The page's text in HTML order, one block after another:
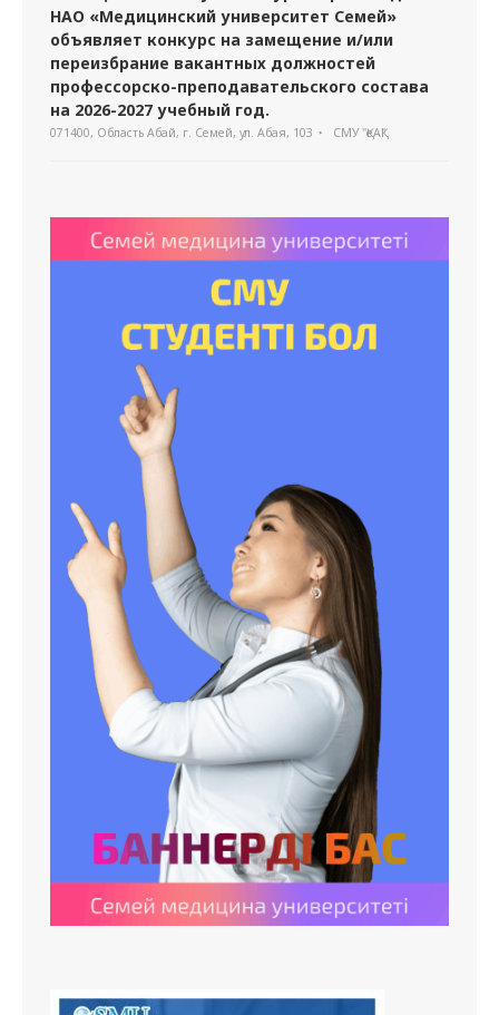
НАО «Медицинский университет Семей»
объявляет конкурс на замещение и/или
переизбрание вакантных должностей
профессорско-преподавательского состава
на 2026-2027 учебный год.
071400, Область Абай, г. Семей, ул. Абая, 103 СМУ "ҚеАҚ"